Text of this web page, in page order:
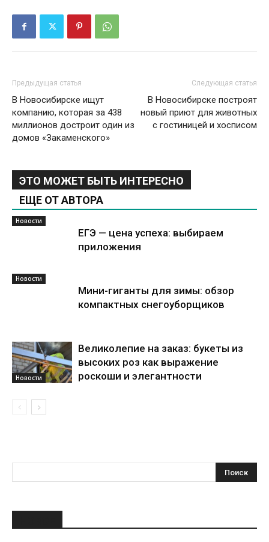
Предыдущая статья
В Новосибирске ищут
компанию, которая за 438
миллионов достроит один из
домов «Закаменского»
Следующая статья
В Новосибирске построят
новый приют для животных
с гостиницей и хосписом
ЭТО МОЖЕТ БЫТЬ ИНТЕРЕСНО
ЕЩЕ ОТ АВТОРА
Новости
ЕГЭ — цена успеха: выбираем
приложения
Новости
Мини-гиганты для зимы: обзор
компактных снегоуборщиков
Новости
Великолепие на заказ: букеты из
высоких роз как выражение
роскоши и элегантности